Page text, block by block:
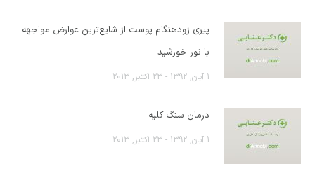
پیری زودهنگام پوست از شایع‌ترین عوارض مواجهه
با نور خورشید
1 آبان, 1392 - 23 اکتبر, 2013
درمان سنگ کلیه
1 آبان, 1392 - 23 اکتبر, 2013